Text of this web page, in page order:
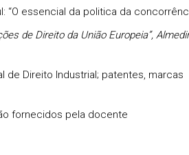
“O essencial da politica da
de Direito da União Europeia”,
de Direito Industrial; patentes, marcas
fornecidos pela docente